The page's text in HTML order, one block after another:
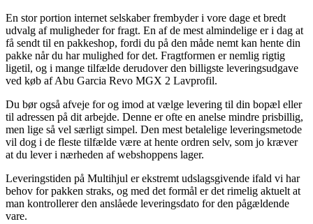
En stor portion internet selskaber frembyder i vore dage et bredt
udvalg af muligheder for fragt. En af de mest almindelige er i dag at
få sendt til en pakkeshop, fordi du på den måde nemt kan hente din
pakke når du har mulighed for det. Fragtformen er nemlig rigtig
ligetil, og i mange tilfælde derudover den billigste leveringsudgave
ved køb af Abu Garcia Revo MGX 2 Lavprofil.
Du bør også afveje for og imod at vælge levering til din bopæl eller
til adressen på dit arbejde. Denne er ofte en anelse mindre prisbillig,
men lige så vel særligt simpel. Den mest betalelige leveringsmetode
vil dog i de fleste tilfælde være at hente ordren selv, som jo kræver
at du lever i nærheden af webshoppens lager.
Leveringstiden på Multihjul er ekstremt udslagsgivende ifald vi har
behov for pakken straks, og med det formål er det rimelig aktuelt at
man kontrollerer den anslåede leveringsdato for den pågældende
vare.